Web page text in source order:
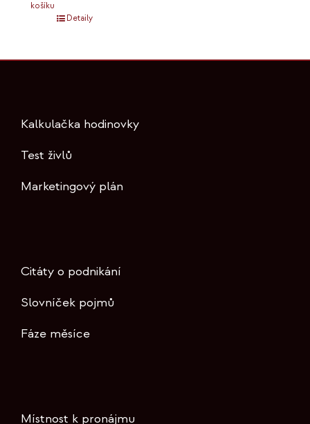
košíku
Detaily
Kalkulačka hodinovky
Test živlů
Marketingový plán
Citáty o podnikání
Slovníček pojmů
Fáze měsíce
Místnost k pronájmu